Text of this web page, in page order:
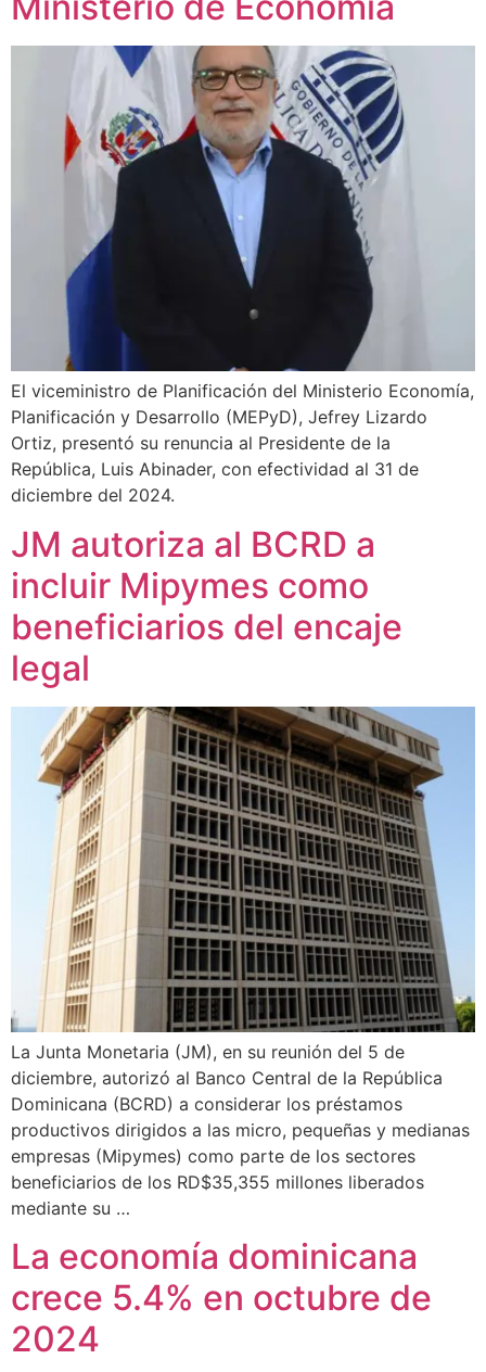
El viceministro de Planificación del Ministerio Economía,
Planificación y Desarrollo (MEPyD), Jefrey Lizardo
Ortiz, presentó su renuncia al Presidente de la
República, Luis Abinader, con efectividad al 31 de
diciembre del 2024.
JM autoriza al BCRD a
incluir Mipymes como
beneficiarios del encaje
legal
La Junta Monetaria (JM), en su reunión del 5 de
diciembre, autorizó al Banco Central de la República
Dominicana (BCRD) a considerar los préstamos
productivos dirigidos a las micro, pequeñas y medianas
empresas (Mipymes) como parte de los sectores
beneficiarios de los RD$35,355 millones liberados
mediante su …
La economía dominicana
crece 5.4% en octubre de
2024